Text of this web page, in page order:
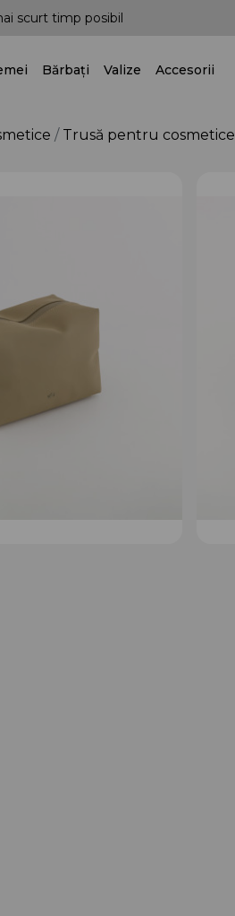
scurt timp posibil
Bărbați Valize Accesorii
Trusă pentru cosmetice